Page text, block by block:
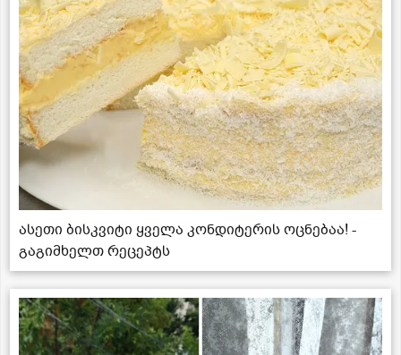
ასეთი ბისკვიტი ყველა კონდიტერის ოცნებაა! -
გაგიმხელთ რეცეპტს